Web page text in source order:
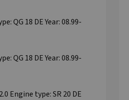
QG 18 DE Year: 08.99-
QG 18 DE Year: 08.99-
Engine type: SR 20 DE